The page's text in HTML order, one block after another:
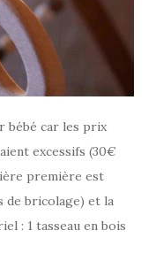
bébé car les prix
excessifs (30€
première est
de bricolage) et la
: 1 tasseau en bois